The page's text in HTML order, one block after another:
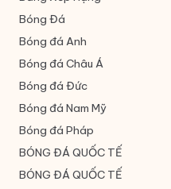
Bóng Đá
Bóng đá Anh
Bóng đá Châu Á
Bóng đá Đức
Bóng đá Nam Mỹ
Bóng đá Pháp
BÓNG ĐÁ QUỐC TẾ
BÓNG ĐÁ QUỐC TẾ